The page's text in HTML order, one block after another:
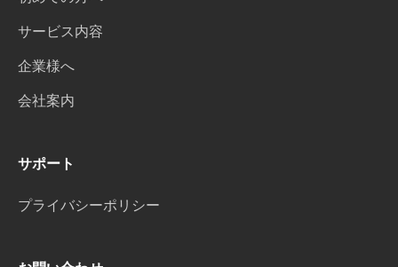
サービス内容
企業様へ
会社案内
サポート
プライバシーポリシー